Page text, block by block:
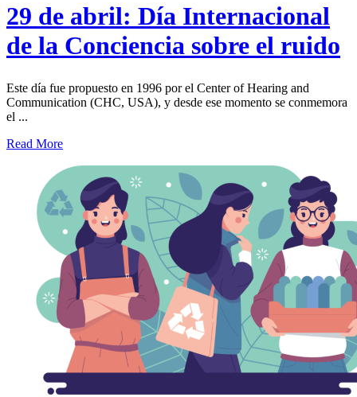
29 de abril: Día Internacional
de la Conciencia sobre el ruido
Este día fue propuesto en 1996 por el Center of Hearing and
Communication (CHC, USA), y desde ese momento se conmemora
el ...
Read More